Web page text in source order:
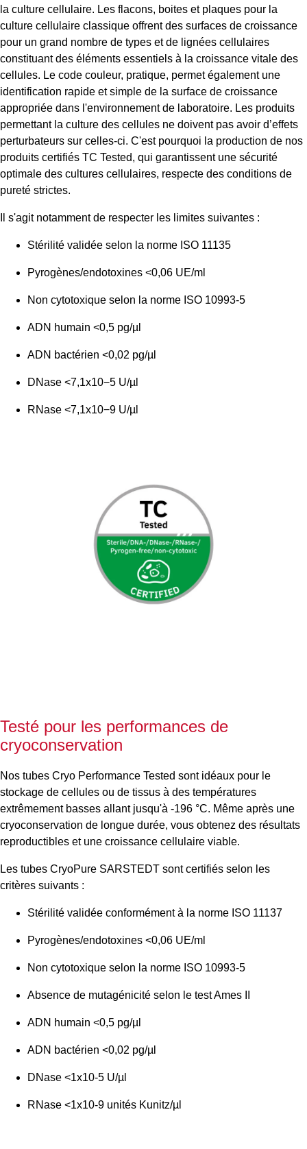
la culture cellulaire. Les flacons, boites et plaques pour la
culture cellulaire classique offrent des surfaces de croissance
pour un grand nombre de types et de lignées cellulaires
constituant des éléments essentiels à la croissance vitale des
cellules. Le code couleur, pratique, permet également une
identification rapide et simple de la surface de croissance
appropriée dans l'environnement de laboratoire. Les produits
permettant la culture des cellules ne doivent pas avoir d’effets
perturbateurs sur celles-ci. C'est pourquoi la production de nos
produits certifiés TC Tested, qui garantissent une sécurité
optimale des cultures cellulaires, respecte des conditions de
pureté strictes.
Il s'agit notamment de respecter les limites suivantes :
Stérilité validée selon la norme ISO 11135
Pyrogènes/endotoxines <0,06 UE/ml
Non cytotoxique selon la norme ISO 10993-5
ADN humain <0,5 pg/µl
ADN bactérien <0,02 pg/µl
DNase <7,1x10−5 U/µl
RNase <7,1x10−9 U/µl
Testé pour les performances de
cryoconservation
Nos tubes Cryo Performance Tested sont idéaux pour le
stockage de cellules ou de tissus à des températures
extrêmement basses allant jusqu'à -196 °C. Même après une
cryoconservation de longue durée, vous obtenez des résultats
reproductibles et une croissance cellulaire viable.
Les tubes CryoPure SARSTEDT sont certifiés selon les
critères suivants :
Stérilité validée conformément à la norme ISO 11137
Pyrogènes/endotoxines <0,06 UE/ml
Non cytotoxique selon la norme ISO 10993-5
Absence de mutagénicité selon le test Ames II
ADN humain <0,5 pg/µl
ADN bactérien <0,02 pg/µl
DNase <1x10-5 U/µl
RNase <1x10-9 unités Kunitz/µl